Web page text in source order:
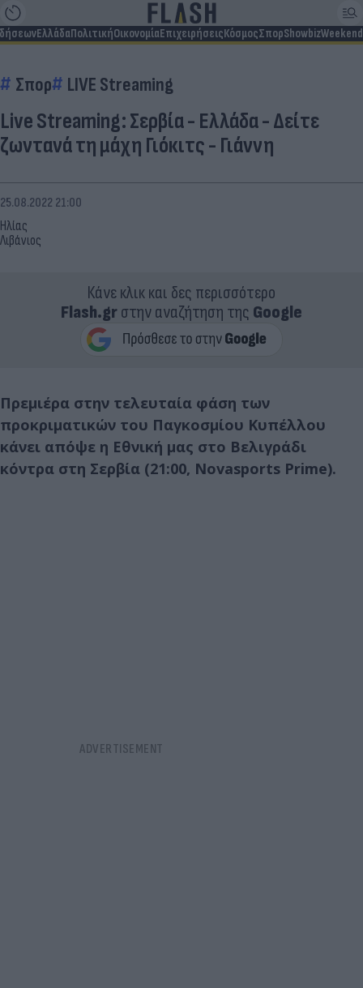
ΕλλάδαΠολιτικήΟικονομίαΕπιχειρήσειςΚόσμοςΣπορShowbizWeekend
Σπορ LIVE Streaming
Live Streaming: Σερβία - Ελλάδα - Δείτε
ζωντανά τη μάχη Γιόκιτς - Γιάννη
Ηλίας
Λιβάνιος
25.08.2022 21:00
Κάνε κλικ και δες περισσότερο
Flash.grστην αναζήτηση της Google
Πρεμιέρα στην τελευταία φάση των
προκριματικών του Παγκοσμίου Κυπέλλου
κάνει απόψε η Εθνική μας στο Βελιγράδι
κόντρα στη Σερβία (21:00, Novasports Prime).